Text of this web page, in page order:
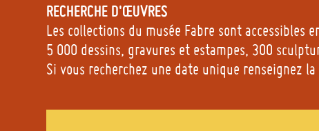
RECHERCHE D'ŒUVRES
Les collections du musée Fabre sont
5 000 dessins, gravures et estampes, 300
Si vous recherchez une date unique renseignez